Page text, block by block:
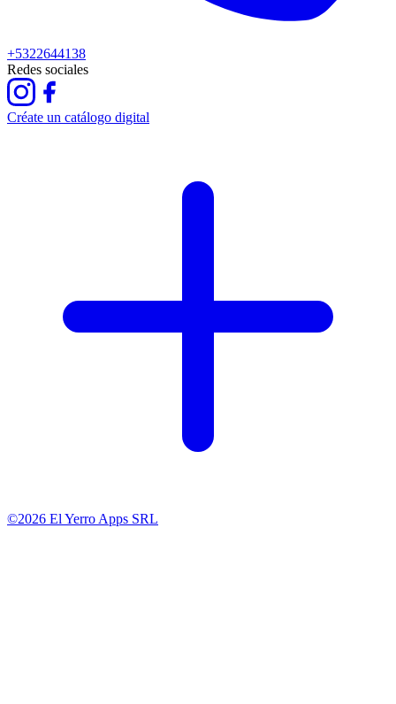
+5322644138
Redes sociales
Créate un catálogo digital
©2026 El Yerro Apps SRL